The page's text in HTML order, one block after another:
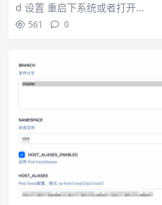
d 设置 重启下系统或者打开…
561 0